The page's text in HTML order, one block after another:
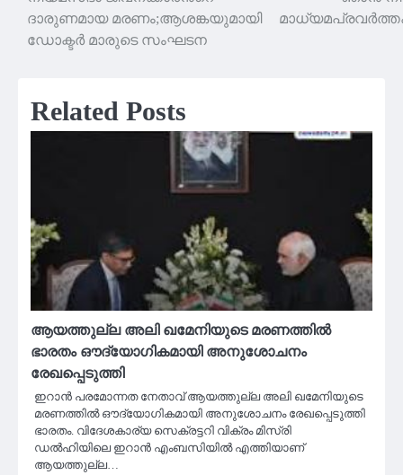
navigation
ദാരുണമായ മരണം;ആശങ്കയുമായി
ഡോക്ടർ മാരുടെ സംഘടന
Related Posts
ആയത്തുല്ല അലി ഖമേനിയുടെ മരണത്തില്‍
ഭാരതം ഔദ്യോഗികമായി അനുശോചനം
രേഖപ്പെടുത്തി
ഇറാന്‍ പരമോന്നത നേതാവ് ആയത്തുല്ല അലി ഖമേനിയുടെ
മരണത്തില്‍ ഔദ്യോഗികമായി അനുശോചനം രേഖപ്പെടുത്തി
ഭാരതം. വിദേശകാര്യ സെക്രട്ടറി വിക്രം മിസ്രി
ഡല്‍ഹിയിലെ ഇറാന്‍ എംബസിയില്‍ എത്തിയാണ്
ആയത്തുല്ല…